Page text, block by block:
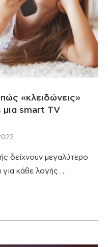
«κλειδώνεις»
smart TV
δείχνουν μεγαλύτερο
για κάθε λογής …